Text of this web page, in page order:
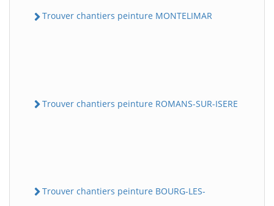
Trouver chantiers peinture MONTELIMAR
Trouver chantiers peinture ROMANS-SUR-ISERE
Trouver chantiers peinture BOURG-LES-